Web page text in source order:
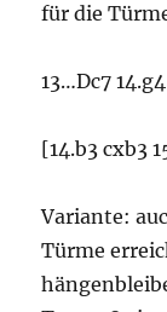
für die
13…Dc7 14.g4
[14.b3 cxb3
Variante:
Türme